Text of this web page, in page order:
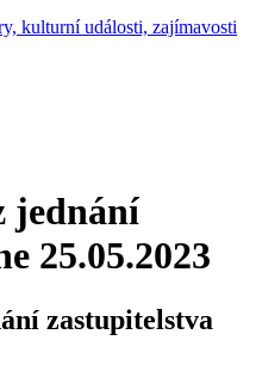
kulturní události, zajímavosti
jednání
25.05.2023
zastupitelstva